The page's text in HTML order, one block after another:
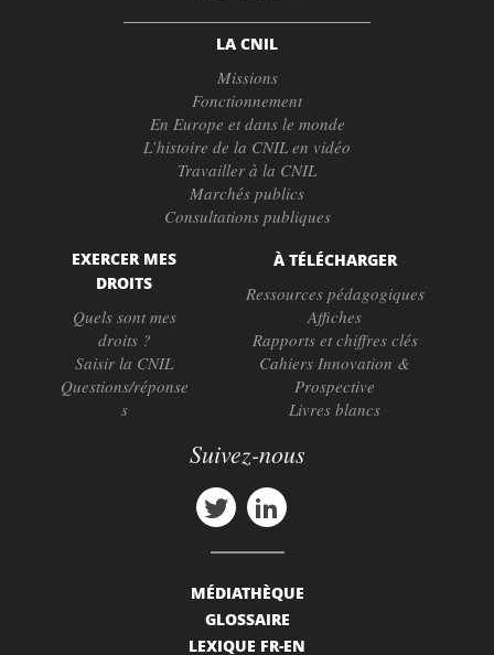
LA CNIL
Missions
Fonctionnement
En Europe et dans le monde
L’histoire de la CNIL en vidéo
Travailler à la CNIL
Marchés publics
Consultations publiques
EXERCER MES
DROITS
Quels sont mes
droits ?
Saisir la CNIL
Questions/réponse
s
À TÉLÉCHARGER
Ressources pédagogiques
Affiches
Rapports et chiffres clés
Cahiers Innovation &
Prospective
Livres blancs
Suivez-nous
MÉDIATHÈQUE
GLOSSAIRE
LEXIQUE FR-EN